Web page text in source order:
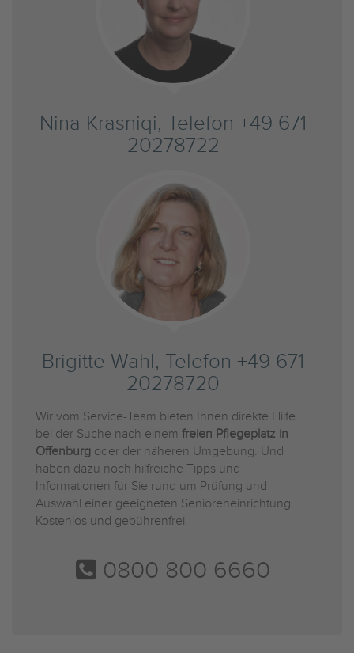
Nina Krasniqi, Telefon +49 671
20278722
Brigitte Wahl, Telefon +49 671
20278720
Wir vom Service-Team bieten Ihnen direkte Hilfe
bei der Suche nach einem freien Pflegeplatz in
Offenburg oder der näheren Umgebung. Und
haben dazu noch hilfreiche Tipps und
Informationen für Sie rund um Prüfung und
Auswahl einer geeigneten Senioreneinrichtung.
Kostenlos und gebührenfrei.
0800 800 6660